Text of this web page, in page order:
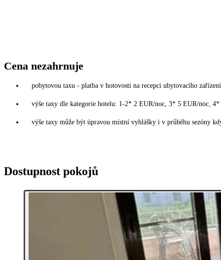
Cena nezahrnuje
pobytovou taxu - platba v hotovosti na recepci ubytovacího
výše taxy dle kategorie hotelu: 1-2* 2 EUR/noc, 3* 5 EUR/noc,
výše taxy může být úpravou místní vyhlášky i v průběhu sezóny
Dostupnost pokojů